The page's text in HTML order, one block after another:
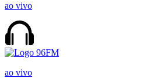
ao vivo
ao vivo